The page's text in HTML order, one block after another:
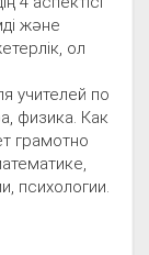
және
ол
учителей по
физика. Как
грамотно
психологии.